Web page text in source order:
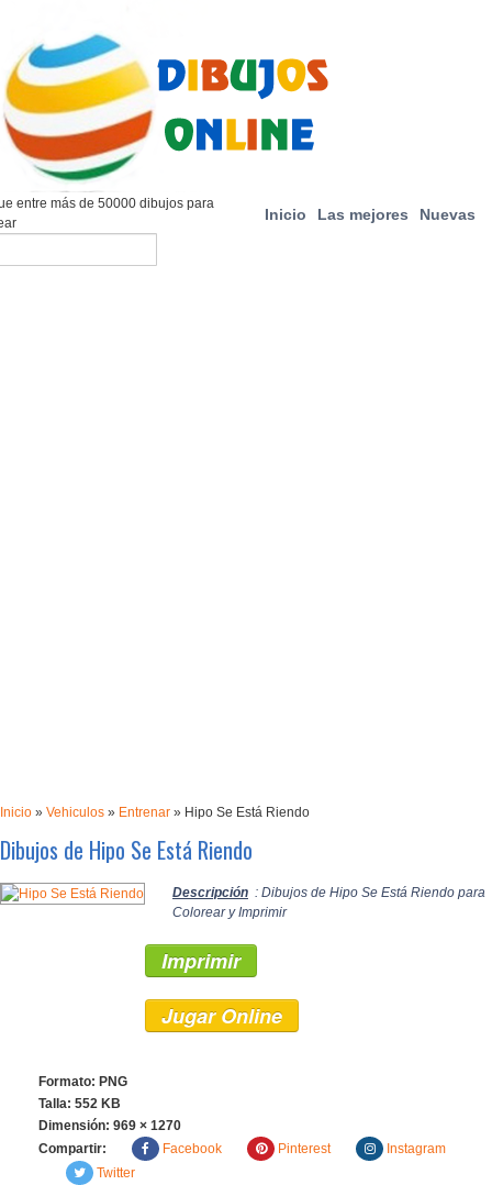
Inicio Las mejores Nuevas
entre más de 50000 dibujos para
Inicio » Vehiculos » Entrenar » Hipo Se Está Riendo
Dibujos de Hipo Se Está Riendo
Descripción : Dibujos de Hipo Se Está Riendo para
Colorear y Imprimir
Imprimir
Jugar Online
Formato: PNG
Talla: 552 KB
Dimensión: 969 × 1270
Compartir:
Facebook Pinterest
Instagram
Twitter